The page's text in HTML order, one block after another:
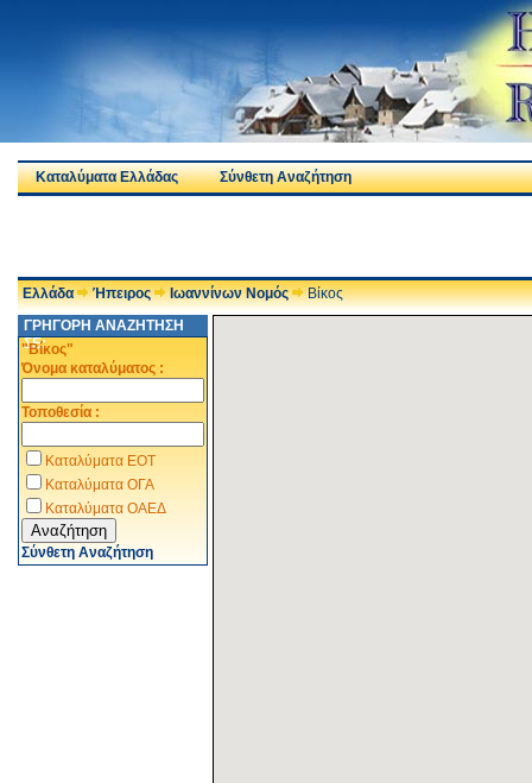
Καταλύματα Ελλάδας Σύνθετη Αναζήτηση
Ελλάδα Ήπειρος Ιωαννίνων Νομός
Βίκος
ΓΡΗΓΟΡΗ ΑΝΑΖΗΤΗΣΗ
ΣΕ:
"Βίκος"
Όνομα καταλύματος :
Τοποθεσία :
Καταλύματα ΕΟΤ
Καταλύματα ΟΓΑ
Καταλύματα ΟΑΕΔ
Σύνθετη Αναζήτηση